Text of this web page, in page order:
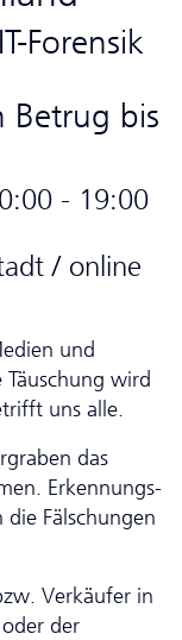
Forensik
Betrug bis
- 19:00
/ online
und
wird
uns alle.
das
Er­ken­nungs­
Fälschungen
Verkäufer in
der